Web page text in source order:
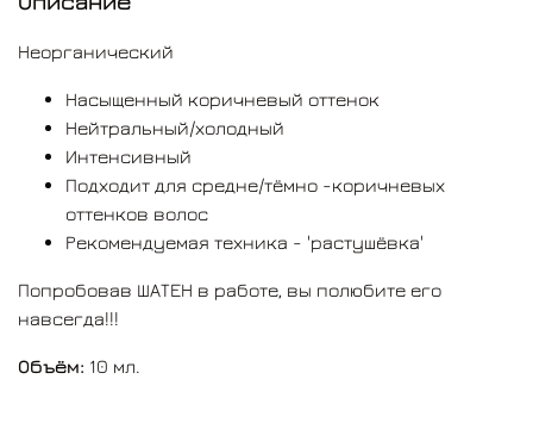
Неорганический
Насыщенный коричневый оттенок
Нейтральный/холодный
Интенсивный
Подходит для средне/тёмно -коричневых
оттенков волос
Рекомендуемая техника - 'растушёвка'
Попробовав ШАТЕН в работе, вы полюбите его
навсегда!!!
Объём: 10 мл.